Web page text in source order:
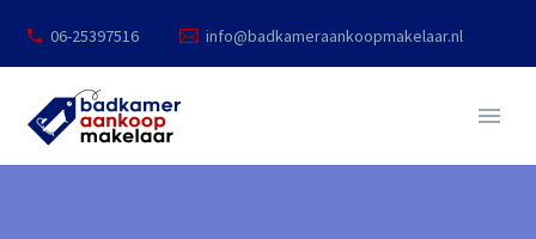
06-25397516 info@badkameraankoopmakelaar.nl